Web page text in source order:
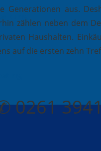
aus.
zählen neben dem
Haushalten.
auf die ersten zehn
0261